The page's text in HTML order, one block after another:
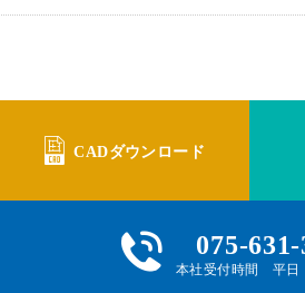
CADダウンロード
075-631-
本社受付時間 平日